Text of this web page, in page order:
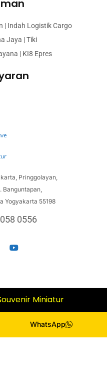
| Indah Logistik Cargo
Jaya | Tiki
| KI8 Epres
Pringgolayan,
Banguntapan,
Yogyakarta 55198
0556
Miniatur
WhatsApp